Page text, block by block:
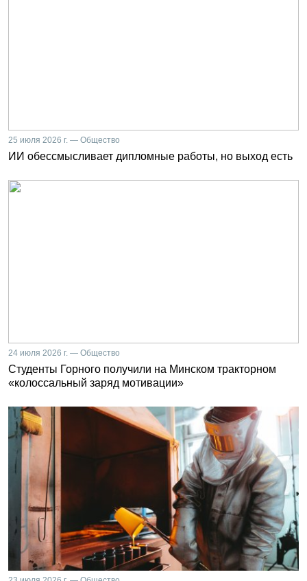
25 июля 2026 г. — Общество
ИИ обессмысливает дипломные работы, но выход есть
24 июля 2026 г. — Общество
Студенты Горного получили на Минском тракторном
«колоссальный заряд мотивации»